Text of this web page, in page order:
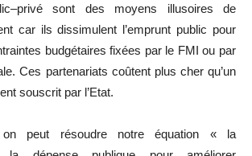
sont des moyens illusoires de
car ils dissimulent l’emprunt public pour
budgétaires fixées par le FMI ou par
Ces partenariats coûtent plus cher qu’un
souscrit par l’Etat.
on peut résoudre notre équation « la